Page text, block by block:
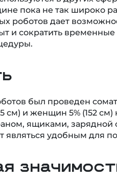
пока не так широко
роботов дает
и сократить временные
был проведен
см) и женщин 5% (152
ящиками, зарядной
являться удобным для